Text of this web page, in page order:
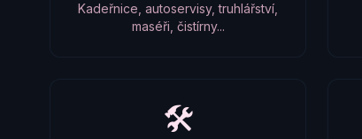
Kadeřnice, autoservisy, truhlářství,
maséři, čistírny...
🛠️